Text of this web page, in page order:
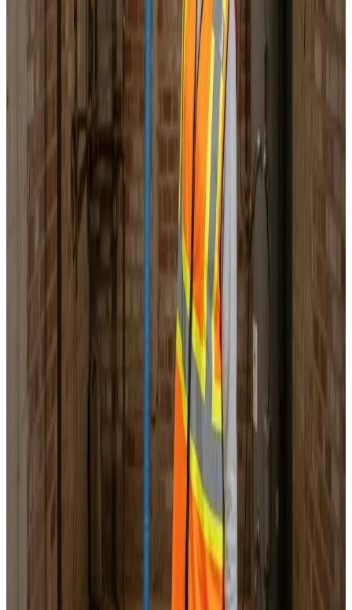
Landsdækkende service